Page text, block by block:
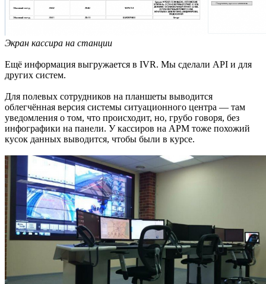
Экран кассира на станции
Ещё информация выгружается в IVR. Мы сделали API и для
других систем.
Для полевых сотрудников на планшеты выводится
облегчённая версия системы ситуационного центра — там
уведомления о том, что происходит, но, грубо говоря, без
инфографики на панели. У кассиров на АРМ тоже похожий
кусок данных выводится, чтобы были в курсе.